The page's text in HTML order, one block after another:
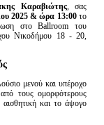
Καραβιώτης, σας
2025 & ώρα 13:00το
στο Ballroom του
Νικοδήμου 18 - 20,
μενού και υπέροχο
τους ομορφότερους
και το άψογο